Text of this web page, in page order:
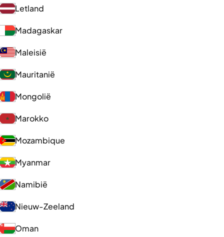
Letland
Madagaskar
Maleisië
Mauritanië
Mongolië
Marokko
Mozambique
Myanmar
Namibië
Nieuw-Zeeland
Oman